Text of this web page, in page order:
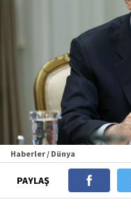
Haberler / Dünya
PAYLAŞ